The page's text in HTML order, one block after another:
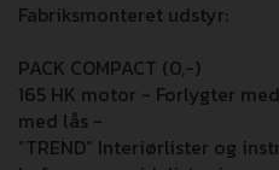
Fabriksmonteret udstyr:
PACK COMPACT (0,-)
165 HK motor - Forlygter
med lås -
”TREND” Interiørlister og